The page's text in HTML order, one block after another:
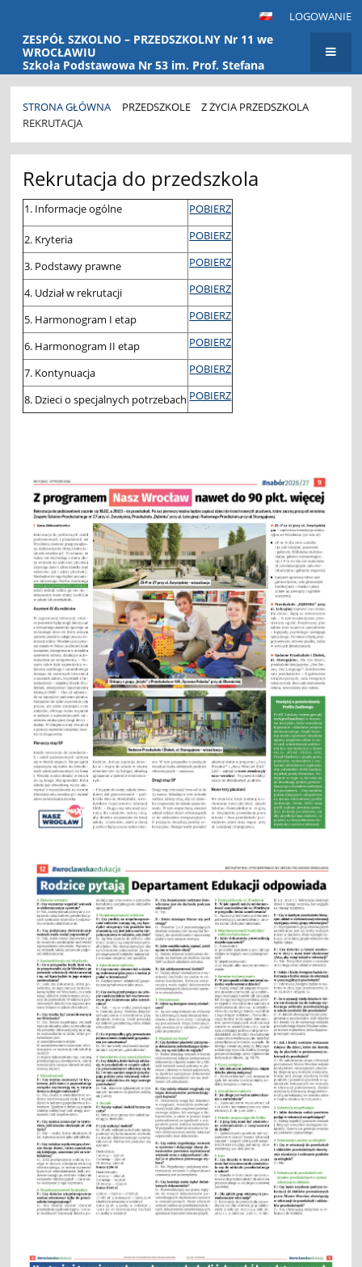
LOGOWANIE
ZESPÓŁ SZKOLNO – PRZEDSZKOLNY Nr 11 we
WROCŁAWIU
Szkoła Podstawowa Nr 53 im. Prof. Stefana
Banacha Przedszkole Nr 115
STRONA GŁÓWNA PRZEDSZKOLE
Z ŻYCIA PRZEDSZKOLA
REKRUTACJA
Rekrutacja
Rekrutacja do przedszkola
1. Informacje ogólne POBIERZ
2. Kryteria POBIERZ
3. Podstawy prawne POBIERZ
4. Udział w rekrutacji POBIERZ
5. Harmonogram I etap POBIERZ
6. Harmonogram II etap POBIERZ
7. Kontynuacja POBIERZ
8. Dzieci o specjalnych potrzebach POBIERZ